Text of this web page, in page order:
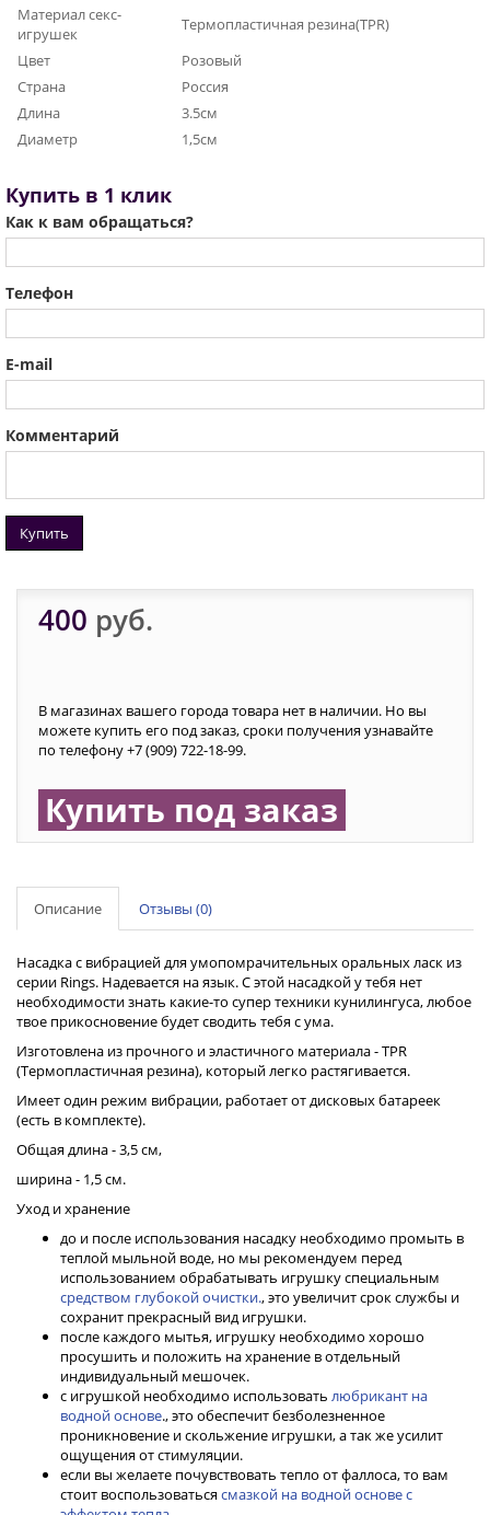
Материал секс-
игрушек
Термопластичная резина(TPR)
Цвет
Розовый
Страна
Россия
Длина
3.5см
Диаметр
1,5см
Купить в 1 клик
Как к вам обращаться?
Телефон
E-mail
Комментарий
Купить
400 руб.
В магазинах вашего города товара нет в наличии. Но вы
можете купить его под заказ, сроки получения узнавайте
по телефону +7 (909) 722-18-99.
Купить под заказ
Описание Отзывы (0)
Насадка с вибрацией для умопомрачительных оральных ласк из
серии Rings. Надевается на язык. С этой насадкой у тебя нет
необходимости знать какие-то супер техники кунилингуса, любое
твое прикосновение будет сводить тебя с ума.
Изготовлена из прочного и эластичного материала - TPR
(Термопластичная резина), который легко растягивается.
Имеет один режим вибрации, работает от дисковых батареек
(есть в комплекте).
Общая длина - 3,5 см,
ширина - 1,5 см.
Уход и хранение
до и после использования насадку необходимо промыть в
теплой мыльной воде, но мы рекомендуем перед
использованием обрабатывать игрушку специальным
средством глубокой очистки., это увеличит срок службы и
сохранит прекрасный вид игрушки.
после каждого мытья, игрушку необходимо хорошо
просушить и положить на хранение в отдельный
индивидуальный мешочек.
с игрушкой необходимо использовать любрикант на
водной основе., это обеспечит безболезненное
проникновение и скольжение игрушки, а так же усилит
ощущения от стимуляции.
если вы желаете почувствовать тепло от фаллоса, то вам
стоит воспользоватьсясмазкой на водной основе с